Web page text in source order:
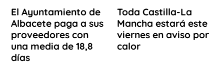
El Ayuntamiento de
Albacete paga a sus
proveedores con
una media de 18,8
días
Toda Castilla-La
Mancha estará este
viernes en aviso por
calor